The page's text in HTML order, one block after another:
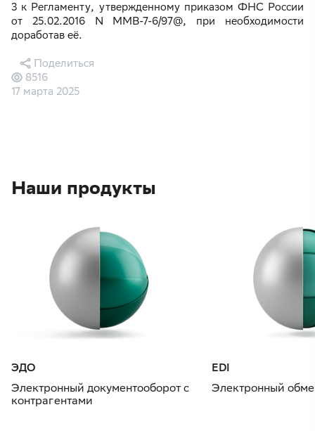
3 к Регламенту, утвержденному приказом ФНС России
от 25.02.2016 N ММВ-7-6/97@, при необходимости
доработав её.
17 марта 2025
8516
Поделиться
Наши продукты
ЭДО
Электронный документооборот с
контрагентами
EDI
Электронный